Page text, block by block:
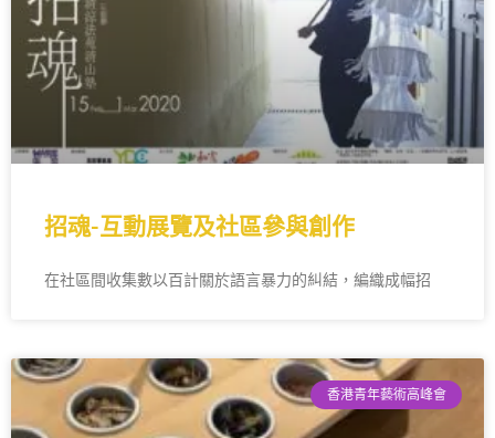
招魂-互動展覽及社區參與創作
在社區間收集數以百計關於語言暴力的糾結，編織成幅招
香港青年藝術高峰會